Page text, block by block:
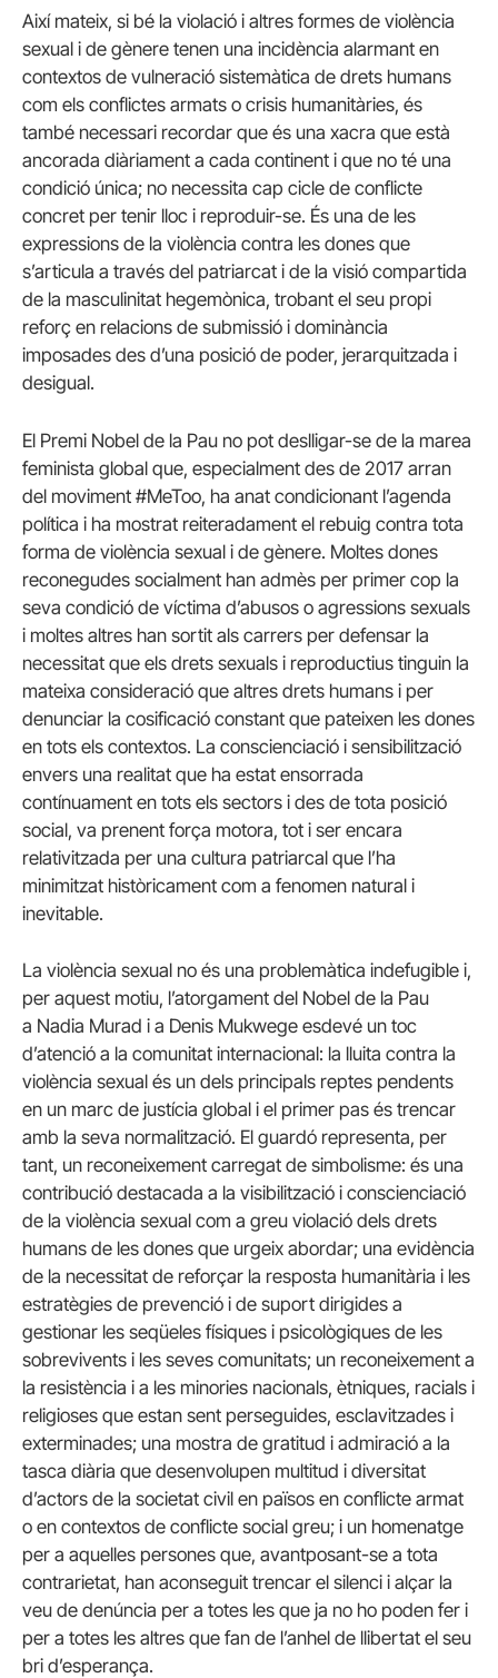
Així mateix, si bé la violació i altres formes de violència
sexual i de gènere tenen una incidència alarmant en
contextos de vulneració sistemàtica de drets humans
com els conflictes armats o crisis humanitàries, és
també necessari recordar que és una xacra que està
ancorada diàriament a cada continent i que no té una
condició única; no necessita cap cicle de conflicte
concret per tenir lloc i reproduir-se. És una de les
expressions de la violència contra les dones que
s’articula a través del patriarcat i de la visió compartida
de la masculinitat hegemònica, trobant el seu propi
reforç en relacions de submissió i dominància
imposades des d’una posició de poder, jerarquitzada i
desigual.
El Premi Nobel de la Pau no pot deslligar-se de la marea
feminista global que, especialment des de 2017 arran
del moviment #MeToo, ha anat condicionant l’agenda
política i ha mostrat reiteradament el rebuig contra tota
forma de violència sexual i de gènere. Moltes dones
reconegudes socialment han admès per primer cop la
seva condició de víctima d’abusos o agressions sexuals
i moltes altres han sortit als carrers per defensar la
necessitat que els drets sexuals i reproductius tinguin la
mateixa consideració que altres drets humans i per
denunciar la cosificació constant que pateixen les dones
en tots els contextos. La conscienciació i sensibilització
envers una realitat que ha estat ensorrada
contínuament en tots els sectors i des de tota posició
social, va prenent força motora, tot i ser encara
relativitzada per una cultura patriarcal que l’ha
minimitzat històricament com a fenomen natural i
inevitable.
La violència sexual no és una problemàtica indefugible i,
per aquest motiu, l’atorgament del Nobel de la Pau
a Nadia Murad i a Denis Mukwege esdevé un toc
d’atenció a la comunitat internacional: la lluita contra la
violència sexual és un dels principals reptes pendents
en un marc de justícia global i el primer pas és trencar
amb la seva normalització. El guardó representa, per
tant, un reconeixement carregat de simbolisme: és una
contribució destacada a la visibilització i conscienciació
de la violència sexual com a greu violació dels drets
humans de les dones que urgeix abordar; una evidència
de la necessitat de reforçar la resposta humanitària i les
estratègies de prevenció i de suport dirigides a
gestionar les seqüeles físiques i psicològiques de les
sobrevivents i les seves comunitats; un reconeixement a
la resistència i a les minories nacionals, ètniques, racials i
religioses que estan sent perseguides, esclavitzades i
exterminades; una mostra de gratitud i admiració a la
tasca diària que desenvolupen multitud i diversitat
d’actors de la societat civil en països en conflicte armat
o en contextos de conflicte social greu; i un homenatge
per a aquelles persones que, avantposant-se a tota
contrarietat, han aconseguit trencar el silenci i alçar la
veu de denúncia per a totes les que ja no ho poden fer i
per a totes les altres que fan de l’anhel de llibertat el seu
bri d’esperança.